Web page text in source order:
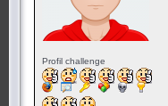
Profil challenge